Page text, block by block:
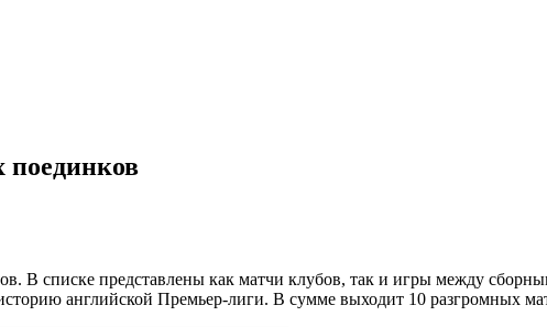
поединков
В списке представлены как матчи клубов, так и игры между
английской Премьер-лиги. В сумме выходит 10 разгромных